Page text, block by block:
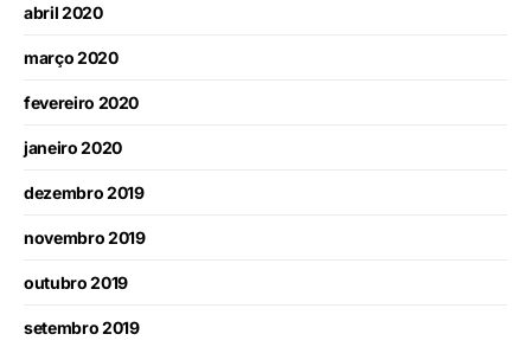
abril 2020
março 2020
fevereiro 2020
janeiro 2020
dezembro 2019
novembro 2019
outubro 2019
setembro 2019